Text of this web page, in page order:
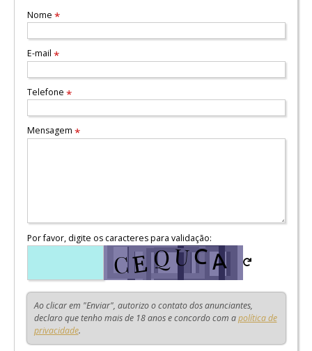
Nome *
E-mail *
Telefone *
Mensagem *
Por favor, digite os caracteres para validação:
Ao clicar em "Enviar", autorizo o contato dos anunciantes,
declaro que tenho mais de 18 anos e concordo com apolítica de
privacidade.